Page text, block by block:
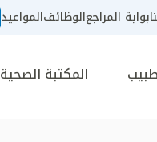
بوابة المراجعالوظائفالمواعيد
المكتبة الصحية